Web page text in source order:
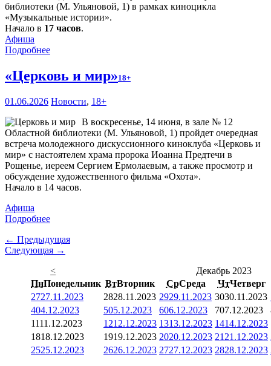
библиотеки (М. Ульяновой, 1) в рамках киноцикла
«Музыкальные истории».
Начало в 17 часов.
Афиша
Подробнее
«Церковь и мир»18+
01.06.2026 Новости, 18+
В воскресенье, 14 июня, в зале № 12
Областной библиотеки (М. Ульяновой, 1) пройдет очередная
встреча молодежного дискуссионного киноклуба «Церковь и
мир» с настоятелем храма пророка Иоанна Предтечи в
Рощенье, иереем Сергием Ермолаевым, а также просмотр и
обсуждение художественного фильма «Охота».
Начало в 14 часов.
Афиша
Подробнее
← Предыдущая
Следующая →
<
Декабрь 2023
ПнПонедельник ВтВторник СрСреда ЧтЧетверг
2727.11.2023 2828.11.2023 2929.11.2023 3030.11.2023
404.12.2023 505.12.2023 606.12.2023 707.12.2023
1111.12.2023 1212.12.2023 1313.12.2023 1414.12.2023
1818.12.2023 1919.12.2023 2020.12.2023 21 21.12.2023
2525.12.2023 2626.12.2023 2727.12.2023 2828.12.2023